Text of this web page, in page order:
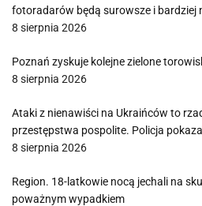
fotoradarów będą surowsze i bardziej
8 sierpnia 2026
Poznań zyskuje kolejne zielone
8 sierpnia 2026
Ataki z nienawiści na Ukraińców to
przestępstwa pospolite. Policja
8 sierpnia 2026
Region. 18-latkowie nocą jechali na
poważnym wypadkiem